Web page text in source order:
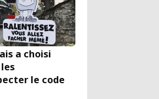
a choisi
le code